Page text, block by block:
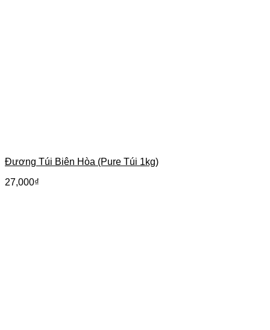
Đương Túi Biên Hòa (Pure Túi 1kg)
27,000₫